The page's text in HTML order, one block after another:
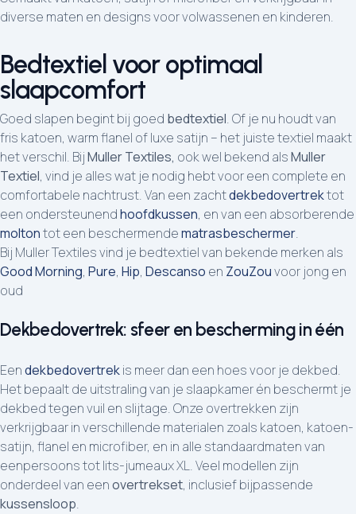
diverse maten en designs voor volwassenen en kinderen.
Bedtextiel voor optimaal
slaapcomfort
Goed slapen begint bij goed bedtextiel. Of je nu houdt van
fris katoen, warm flanel of luxe satijn – het juiste textiel maakt
het verschil. BijMuller Textiles, ook wel bekend alsMuller
Textiel, vind je alles wat je nodig hebt voor een complete en
comfortabele nachtrust. Van een zachtdekbedovertrektot
een ondersteunendhoofdkussen, en van een absorberende
moltontot een beschermendematrasbeschermer.
Bij Muller Textiles vind je bedtextiel van bekende merken als
Good Morning, Pure, Hip, Descanso en ZouZouvoor jong en
oud
Dekbedovertrek: sfeer en bescherming in één
Eendekbedovertrekis meer dan een hoes voor je dekbed.
Het bepaalt de uitstraling van je slaapkamer én beschermt je
dekbed tegen vuil en slijtage. Onze overtrekken zijn
verkrijgbaar in verschillende materialen zoals katoen, katoen-
satijn, flanel en microfiber, en in alle standaardmaten van
eenpersoons tot lits-jumeaux XL. Veel modellen zijn
onderdeel van eenovertrekset, inclusief bijpassende
kussensloop.